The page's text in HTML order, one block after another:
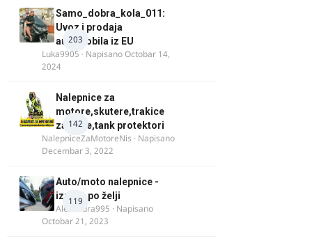
203
Samo_dobra_kola_011:
Uvoz i prodaja
automobila iz EU
Luka9905 · NapisanoOctobar 14,
2024
142
Nalepnice za
motore,skutere,trakice
za felne,tank protektori
NalepniceZaMotoreNis · Napisano
Decembar 3, 2022
119
Auto/moto nalepnice -
izrada po želji
Alexandra995 · Napisano
Octobar 21, 2023